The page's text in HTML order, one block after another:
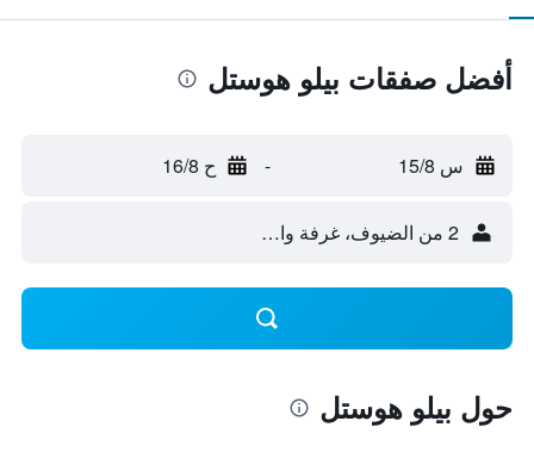
أفضل صفقات بيلو هوستل
س 15/8 - ح 16/8
2 من الضيوف، غرفة واحدة
حول بيلو هوستل